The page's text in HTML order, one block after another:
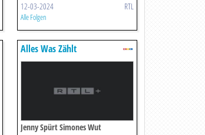
12-03-2024 RTL
Alle Folgen
Alles Was Zählt
Jenny Spürt Simones Wut